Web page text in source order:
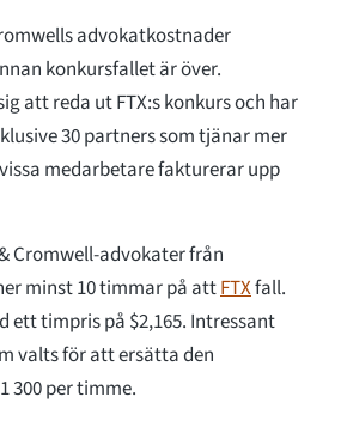
advokatkostnader
konkursfallet är över.
att reda ut FTX:s konkurs och har
30 partners som tjänar mer
medarbetare fakturerar upp
Cromwell-advokater från
minst 10 timmar på attFTXfall.
ett timpris på $2,165. Intressant
valts för att ersätta den
300 per timme.